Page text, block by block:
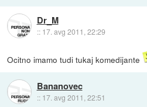
Dr_M
:: 17. avg 2011, 22:29
Ocitno imamo tudi tukaj komedijante
Bananovec
:: 17. avg 2011, 22:51